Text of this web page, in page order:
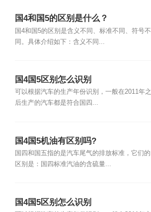
国4和国5的区别是什么？
国4和国5的区别是含义不同、标准不同、符号不
同。具体介绍如下：含义不同...
国4国5区别怎么识别
可以根据汽车的生产年份识别，一般在2011年之
后生产的汽车都是符合国四...
国4国5机油有区别吗?
国四和国五指的是汽车尾气的排放标准，它们的
区别是：国四标准汽油的含硫量...
国4国5区别怎么识别